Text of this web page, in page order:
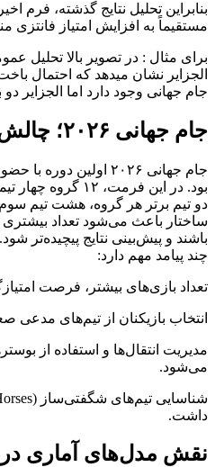
بنابراین تحلیل نتایج گذشته، فرم
مستقیماً به افزایش امتیاز فانتزی
برای مثال : در تصویر بالا تحلیل
الجزایر نشان میدهد که احتمال
جام جهانی وجود دارد اما الجزایر
جام جهانی ۲۰۲۶؛ چالش جدید تحلیل‌گران
بود. در این فرمت،
دو تیم برتر هر گروه، هشت تیم سوم
ساختار باعث می‌شود تعداد
باشند و پیش‌بینی نتایج پیچیده‌تر
چند پیامد مهم دارد:
تعداد بازی‌های بیشتر، فرصت
انتخاب بازیکنان از تیم‌های مدعی
مدیریت انتقال‌ها و استفاده از
می‌شود.
داشت.
نقش مدل‌های آماری در